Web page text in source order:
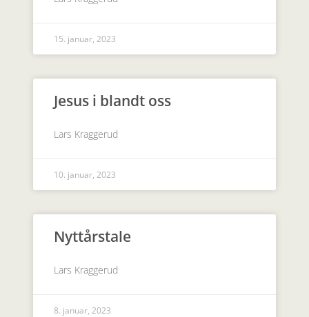
15. januar, 2023
Jesus i blandt oss
Lars Kraggerud
10. januar, 2023
Nyttårstale
Lars Kraggerud
8. januar, 2023